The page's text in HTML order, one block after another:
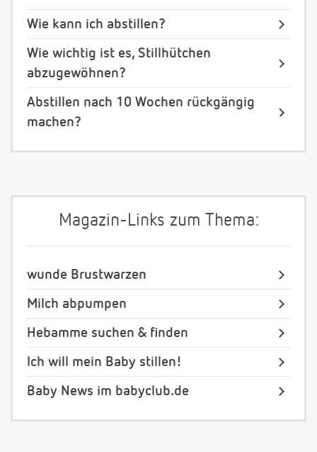
Wie kann ich abstillen?
Wie wichtig ist es, Stillhütchen
abzugewöhnen?
Abstillen nach 10 Wochen rückgängig
machen?
Magazin-Links zum Thema:
wunde Brustwarzen
Milch abpumpen
Hebamme suchen & finden
Ich will mein Baby stillen!
Baby News im babyclub.de